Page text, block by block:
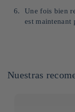
Une fois bien
est maintenant
Nuestras